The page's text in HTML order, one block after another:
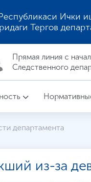
Ички
Тергов
Прямая линия c
Следственного
департамента
из-за